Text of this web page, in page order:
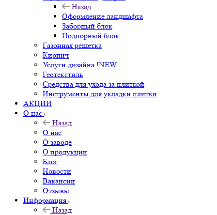
Назад
Оформление ландшафта
Заборный блок
Подпорный блок
Газонная решетка
Кирпич
Услуги дизайна !NEW
Геотекстиль
Средства для ухода за плиткой
Инструменты для укладки плитки
АКЦИИ
О нас
Назад
О нас
О заводе
О продукции
Блог
Новости
Вакансии
Отзывы
Информация
Назад